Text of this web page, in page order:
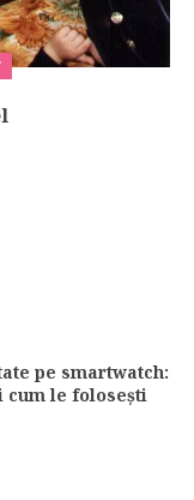
pe smartwatch:
cum le folosești